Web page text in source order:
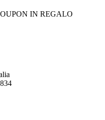
IN REGALO